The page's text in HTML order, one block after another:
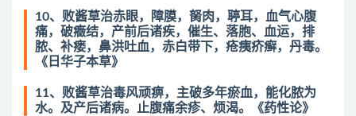
10、败酱草治赤眼，障膜，胬肉，聤耳，血气心腹
痛，破癥结，产前后诸疾，催生、落胞、血运，排
脓、补瘘，鼻洪吐血，赤白带下，疮痍疥癣，丹毒。
《日华子本草》
11、败酱草治毒风顽痹，主破多年瘀血，能化脓为
水。及产后诸病。止腹痛余疹、烦渴。《药性论》